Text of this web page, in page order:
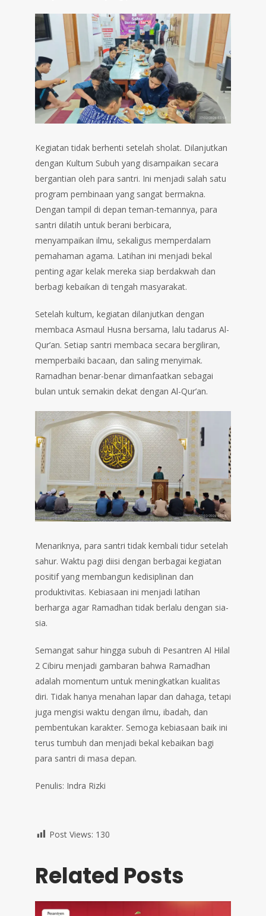
Kegiatan tidak berhenti setelah sholat. Dilanjutkan
dengan Kultum Subuh yang disampaikan secara
bergantian oleh para santri. Ini menjadi salah satu
program pembinaan yang sangat bermakna.
Dengan tampil di depan teman-temannya, para
santri dilatih untuk berani berbicara,
menyampaikan ilmu, sekaligus memperdalam
pemahaman agama. Latihan ini menjadi bekal
penting agar kelak mereka siap berdakwah dan
berbagi kebaikan di tengah masyarakat.
Setelah kultum, kegiatan dilanjutkan dengan
membaca Asmaul Husna bersama, lalu tadarus Al-
Qur’an. Setiap santri membaca secara bergiliran,
memperbaiki bacaan, dan saling menyimak.
Ramadhan benar-benar dimanfaatkan sebagai
bulan untuk semakin dekat dengan Al-Qur’an.
Menariknya, para santri tidak kembali tidur setelah
sahur. Waktu pagi diisi dengan berbagai kegiatan
positif yang membangun kedisiplinan dan
produktivitas. Kebiasaan ini menjadi latihan
berharga agar Ramadhan tidak berlalu dengan sia-
sia.
Semangat sahur hingga subuh di Pesantren Al Hilal
2 Cibiru menjadi gambaran bahwa Ramadhan
adalah momentum untuk meningkatkan kualitas
diri. Tidak hanya menahan lapar dan dahaga, tetapi
juga mengisi waktu dengan ilmu, ibadah, dan
pembentukan karakter. Semoga kebiasaan baik ini
terus tumbuh dan menjadi bekal kebaikan bagi
para santri di masa depan.
Penulis: Indra Rizki
Post Views: 130
Related Posts